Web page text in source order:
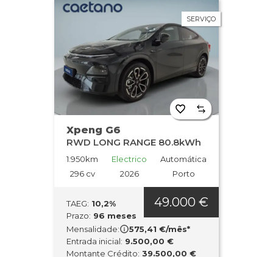
SERVIÇO
Xpeng G6
RWD LONG RANGE 80.8kWh
1.950km
296 cv
Electrico
2026
Automática
Porto
TAEG: 10,2%
Prazo: 96 meses
Mensalidade:
575,41 €/mês*
Entrada inicial: 9.500,00 €
Montante Crédito: 39.500,00 €
49.000 €